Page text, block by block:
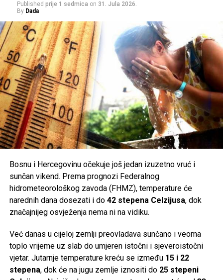
Published prije 1 sedmica on 31. Jula 2026.
By Dada
Bosnu i Hercegovinu očekuje još jedan izuzetno vruć i
sunčan vikend. Prema prognozi Federalnog
hidrometeorološkog zavoda (FHMZ), temperature će
narednih dana dosezati i do 42 stepena Celzijusa, dok
značajnijeg osvježenja nema ni na vidiku.
Već danas u cijeloj zemlji preovladava sunčano i veoma
toplo vrijeme uz slab do umjeren istočni i sjeveroistočni
vjetar. Jutarnje temperature kreću se između 15 i 22
stepena, dok će na jugu zemlje iznositi do 25 stepeni